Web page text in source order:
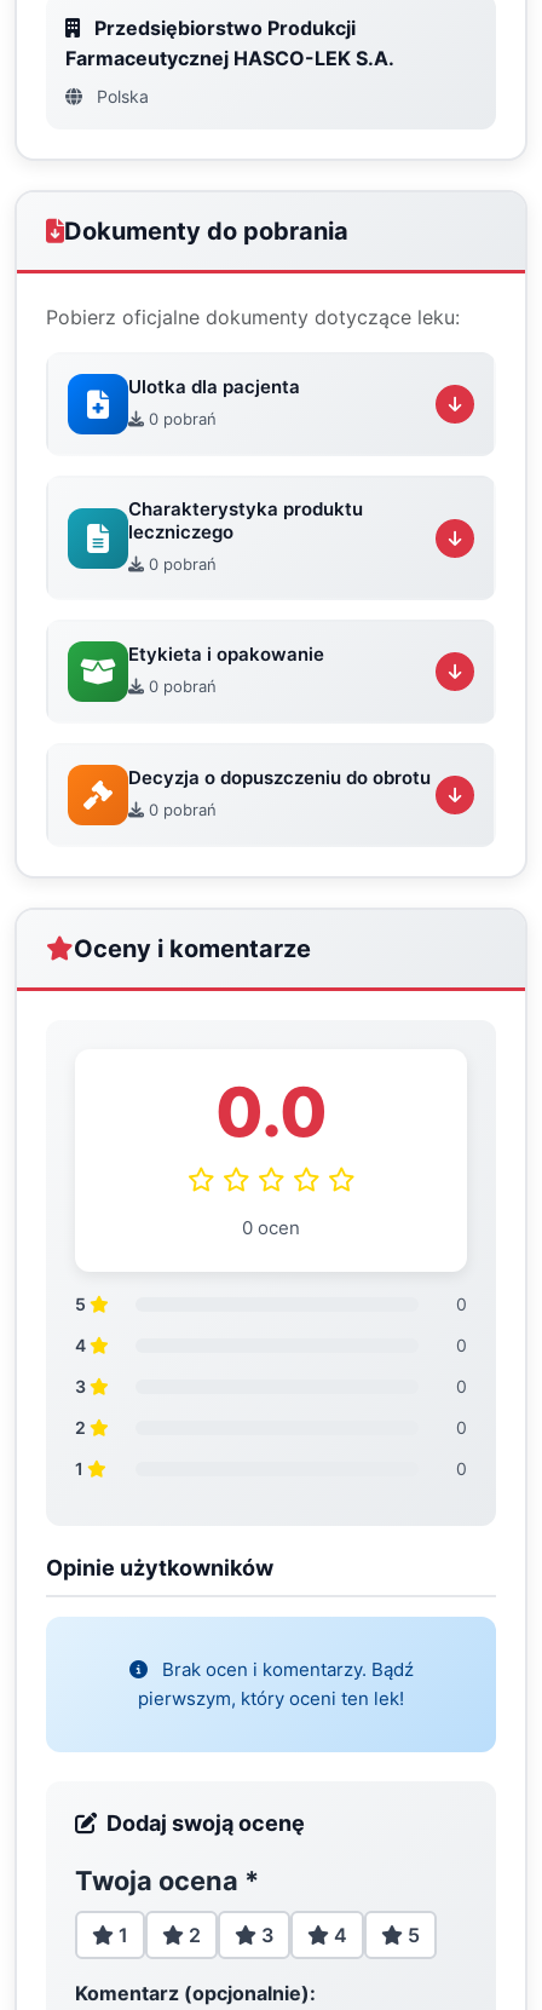
Przedsiębiorstwo Produkcji
Farmaceutycznej HASCO-LEK S.A.
Polska
Dokumenty do pobrania
Pobierz oficjalne dokumenty dotyczące leku:
Ulotka dla pacjenta
0 pobrań
Charakterystyka produktu
leczniczego
0 pobrań
Etykieta i opakowanie
0 pobrań
Decyzja o dopuszczeniu do obrotu
0 pobrań
Oceny i komentarze
0.0
0 ocen
5
0
4
0
3
0
2
0
1
0
Opinie użytkowników
Brak ocen i komentarzy. Bądź
pierwszym, który oceni ten lek!
Dodaj swoją ocenę
Twoja ocena *
1 2 3 4 5
Komentarz (opcjonalnie):